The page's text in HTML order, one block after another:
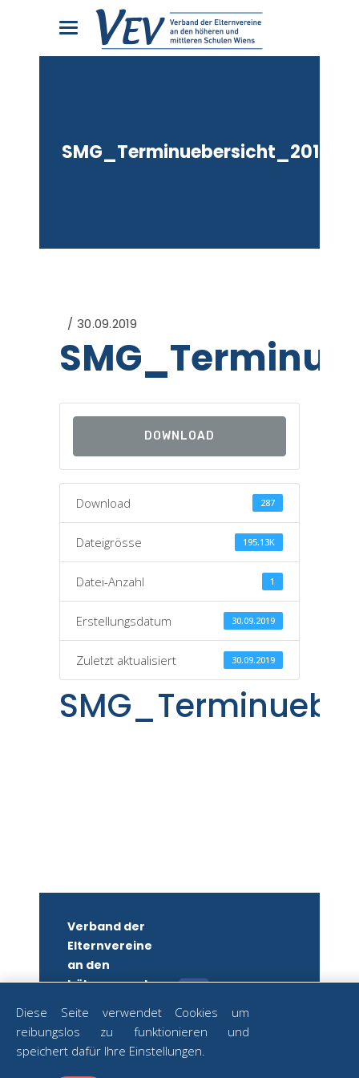
30.09.2019
DOWNLOAD
Download 287
Dateigrösse 195.13K
Datei-Anzahl 1
Erstellungsdatum 30.09.2019
Zuletzt aktualisiert 30.09.2019
Verband der
Elternvereine
an den
höheren und
Diese Seite verwendet Cookies um
reibungslos zu funktionieren und
speichert dafür Ihre Einstellungen.